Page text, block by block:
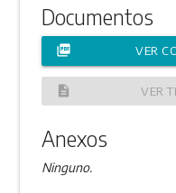
Documentos
picture_as_pdf VER
description VER
Anexos
Ninguno.